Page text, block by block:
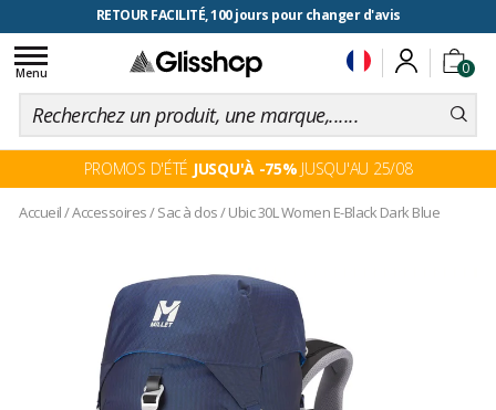
RETOUR FACILITÉ, 100 jours pour changer d'avis
0
Toggle
navigation
Menu
PROMOS D'ÉTÉ JUSQU'À -75% JUSQU'AU 25/08
Accueil/Accessoires/Sac à dos/Ubic 30L Women E-Black Dark Blue